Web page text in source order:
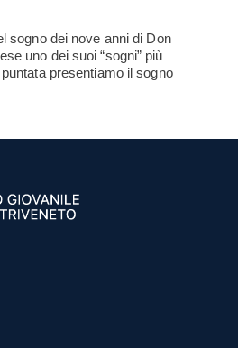
sogno dei nove anni di Don
uno dei suoi “sogni” più
presentiamo il sogno